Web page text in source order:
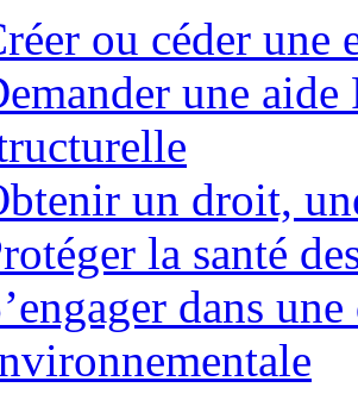
ou céder une
une
un droit,
la santé
dans